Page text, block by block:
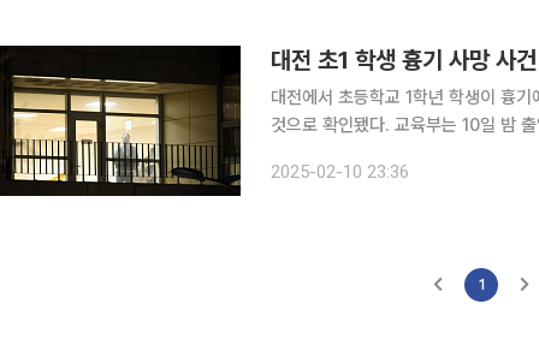
대전 초1 학생 흉기 사망 사
대전에서 초등학교 1학년 학생이 흉
것으로 확인됐다. 교육부는 10일 밤 출입기자단 공지를 통해 “(가해자가) 돌봄교사로 많이 보도돼있
부에 따르면, 이날 오후 4시 30분경
2025-02-10 23:36
1